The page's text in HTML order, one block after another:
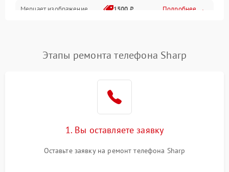
Мерцает изображение 1500 ₽ Подробнее →
Не работает Face ID 4000 ₽ Подробнее →
Этапы ремонта телефона Sharp
1. Вы оставляете заявку
Оставьте заявку на ремонт телефона Sharp